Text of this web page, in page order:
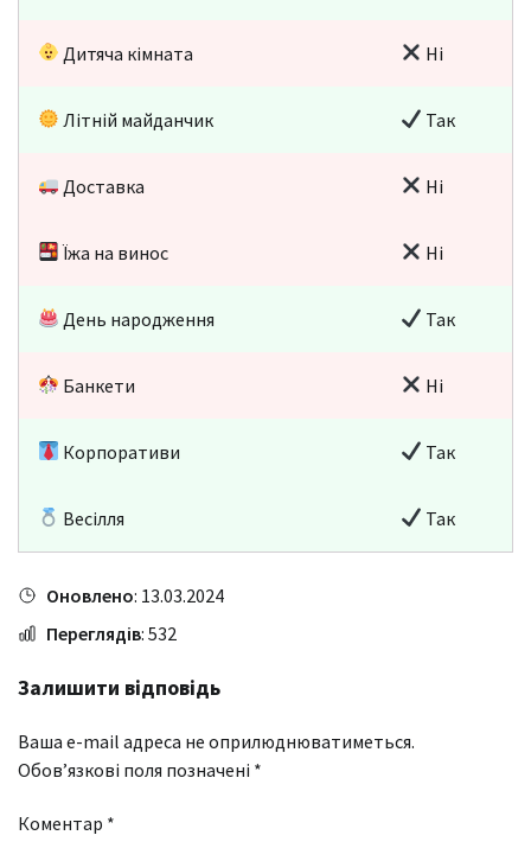
Дитяча кімната Ні
Літній майданчик Так
Доставка Ні
Їжа на винос Ні
День народження Так
Банкети Ні
Корпоративи Так
Весілля Так
Оновлено: 13.03.2024
Переглядів: 532
Залишити відповідь
Ваша e-mail адреса не оприлюднюватиметься.
Обов’язкові поля позначені *
Коментар *